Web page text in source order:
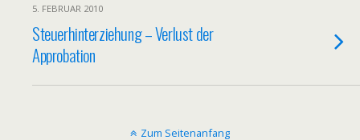
5. FEBRUAR 2010
Steuerhinterziehung – Verlust der
Approbation
Zum Seitenanfang